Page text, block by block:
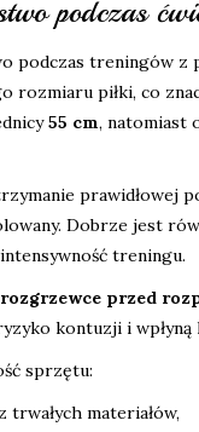
podczas
podczas treningów
piłki, co
55 cm, natomiast
prawidłowej
Dobrze jest
treningu.
przed
kontuzji i
sprzętu:
trwałych materiałów,